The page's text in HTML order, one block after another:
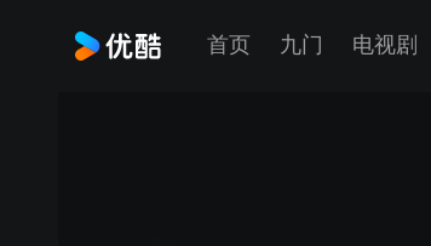
首页 九门 电视剧